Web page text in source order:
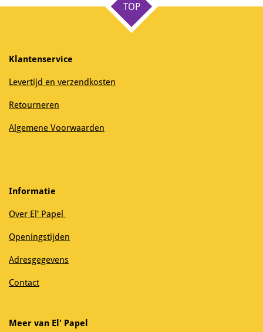
TOP
Klantenservice
Levertijd en verzendkosten
Retourneren
Algemene Voorwaarden
Informatie
Over El' Papel
Openingstijden
Adresgegevens
Contact
Meer van El' Papel